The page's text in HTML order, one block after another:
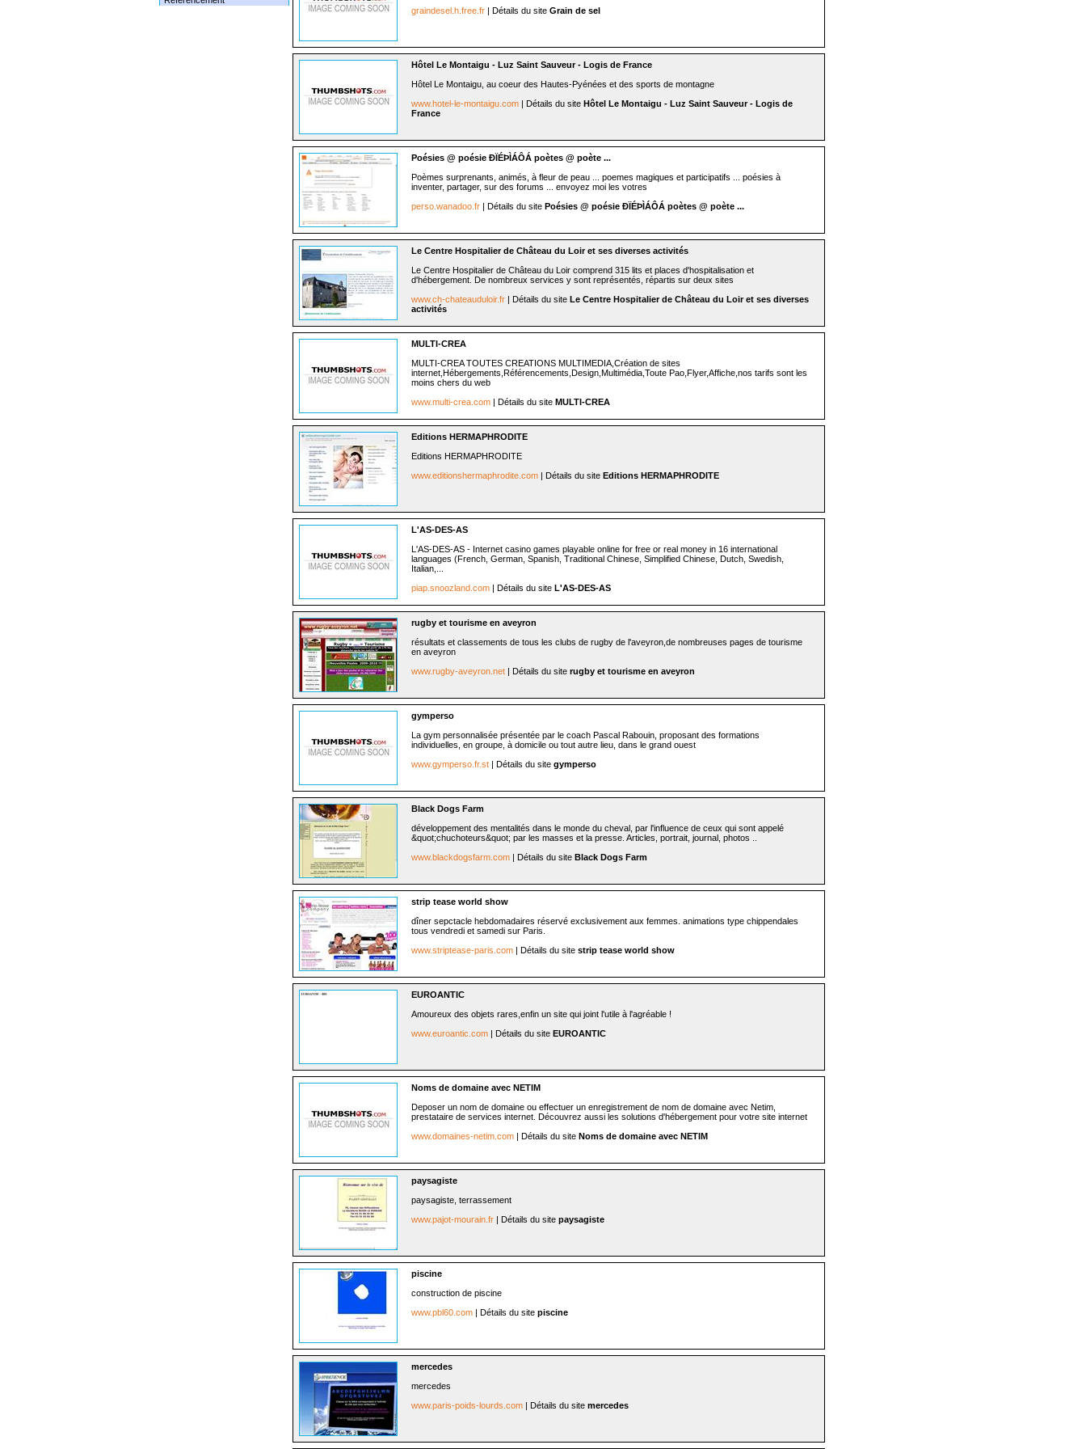
graindesel.h.free.fr | Détails du site Grain de sel
Hôtel Le Montaigu - Luz Saint Sauveur - Logis de France
Hôtel Le Montaigu, au coeur des Hautes-Pyénées et des sports de montagne
www.hotel-le-montaigu.com | Détails du site Hôtel Le Montaigu - Luz Saint Sauveur - Logis de
France
Poésies @ poésie ÐÏÉÞÌÁÔÁ poètes @ poète ...
Poèmes surprenants, animés, à fleur de peau ... poemes magiques et participatifs ... poésies à
inventer, partager, sur des forums ... envoyez moi les votres
perso.wanadoo.fr | Détails du site Poésies @ poésie ÐÏÉÞÌÁÔÁ poètes @ poète ...
Le Centre Hospitalier de Château du Loir et ses diverses activités
Le Centre Hospitalier de Château du Loir comprend 315 lits et places d'hospitalisation et
d'hébergement. De nombreux services y sont représentés, répartis sur deux sites
www.ch-chateauduloir.fr | Détails du site Le Centre Hospitalier de Château du Loir et ses diverses
activités
MULTI-CREA
MULTI-CREA TOUTES CREATIONS MULTIMEDIA,Création de sites
internet,Hébergements,Référencements,Design,Multimédia,Toute Pao,Flyer,Affiche,nos tarifs sont les
moins chers du web
www.multi-crea.com | Détails du site MULTI-CREA
Editions HERMAPHRODITE
Editions HERMAPHRODITE
www.editionshermaphrodite.com | Détails du site Editions HERMAPHRODITE
L'AS-DES-AS
L'AS-DES-AS - Internet casino games playable online for free or real money in 16 international
languages (French, German, Spanish, Traditional Chinese, Simplified Chinese, Dutch, Swedish,
Italian,...
piap.snoozland.com | Détails du site L'AS-DES-AS
rugby et tourisme en aveyron
résultats et classements de tous les clubs de rugby de l'aveyron,de nombreuses pages de tourisme
en aveyron
www.rugby-aveyron.net | Détails du site rugby et tourisme en aveyron
gymperso
La gym personnalisée présentée par le coach Pascal Rabouin, proposant des formations
individuelles, en groupe, à domicile ou tout autre lieu, dans le grand ouest
www.gymperso.fr.st | Détails du site gymperso
Black Dogs Farm
développement des mentalités dans le monde du cheval, par l'influence de ceux qui sont appelé
&quot;chuchoteurs&quot; par les masses et la presse. Articles, portrait, journal, photos ..
www.blackdogsfarm.com | Détails du site Black Dogs Farm
strip tease world show
dîner sepctacle hebdomadaires réservé exclusivement aux femmes. animations type chippendales
tous vendredi et samedi sur Paris.
www.striptease-paris.com | Détails du site strip tease world show
EUROANTIC
Amoureux des objets rares,enfin un site qui joint l'utile à l'agréable !
www.euroantic.com | Détails du site EUROANTIC
Noms de domaine avec NETIM
Deposer un nom de domaine ou effectuer un enregistrement de nom de domaine avec Netim,
prestataire de services internet. Découvrez aussi les solutions d'hébergement pour votre site internet
www.domaines-netim.com | Détails du site Noms de domaine avec NETIM
paysagiste
paysagiste, terrassement
www.pajot-mourain.fr | Détails du site paysagiste
piscine
construction de piscine
www.pbl60.com | Détails du site piscine
mercedes
mercedes
www.paris-poids-lourds.com | Détails du site mercedes